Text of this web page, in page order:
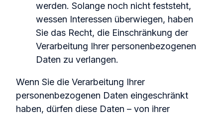
werden. Solange noch nicht feststeht,
wessen Interessen überwiegen, haben
Sie das Recht, die Einschränkung der
Verarbeitung Ihrer personenbezogenen
Daten zu verlangen.
Wenn Sie die Verarbeitung Ihrer
personenbezogenen Daten eingeschränkt
haben, dürfen diese Daten – von ihrer